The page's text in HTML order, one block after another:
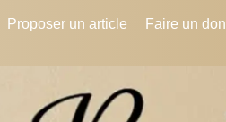
Proposer un article Faire un don